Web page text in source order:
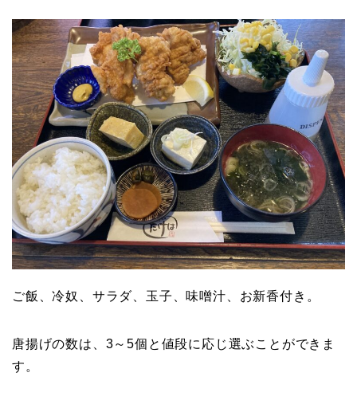
ご飯、冷奴、サラダ、玉子、味噌汁、お新香付き。
唐揚げの数は、3～5個と値段に応じ選ぶことができま
す。